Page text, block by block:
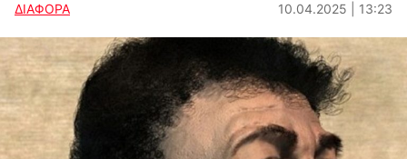
ΔΙΑΦΟΡΑ 10.04.2025 | 13:23